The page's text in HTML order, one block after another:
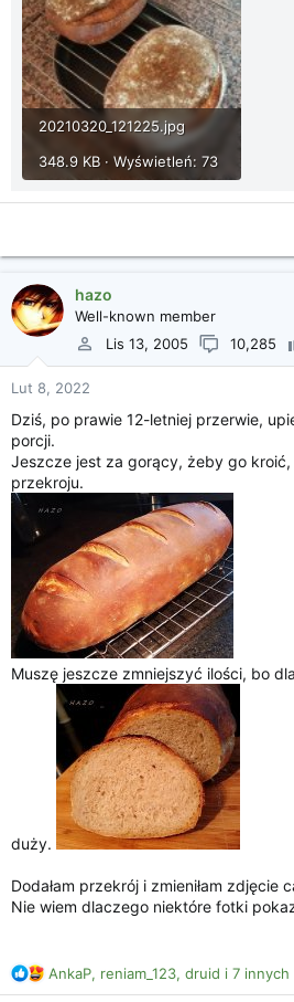
20210320_121225.jpg
348.9 KB · Wyświetleń: 73
hazo
Well-known member
Lis 13, 2005
10,285
Lut 8, 2022
Dziś, po prawie 12-letniej przerwie,
porcji.
Jeszcze jest za gorący, żeby go
przekroju.
Muszę jeszcze zmniejszyć ilości, bo
duży.
Dodałam przekrój i zmieniłam zdjęcie
Nie wiem dlaczego niektóre fotki
R
e
AnkaP, reniam_123, druid i 7 innych